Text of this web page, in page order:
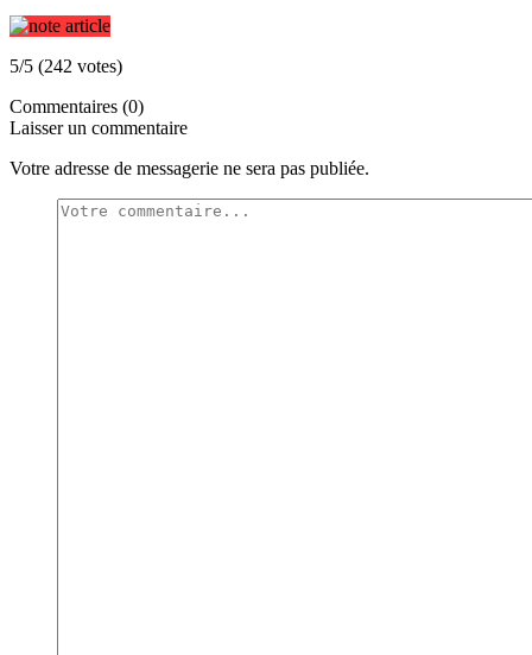
5/5 (242 votes)
Commentaires (0)
Laisser un commentaire
Votre adresse de messagerie ne sera pas publiée.